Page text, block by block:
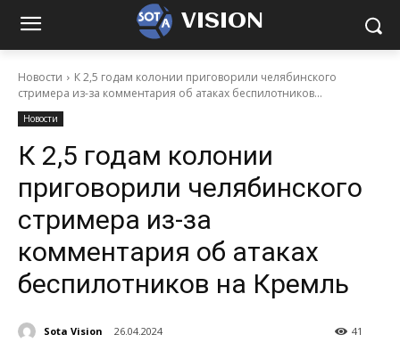
VISION
Новости
К 2,5 годам колонии приговорили челябинского
стримера из-за комментария об атаках беспилотников...
Новости
К 2,5 годам колонии
приговорили челябинского
стримера из-за
комментария об атаках
беспилотников на Кремль
Sota Vision 26.04.2024 41